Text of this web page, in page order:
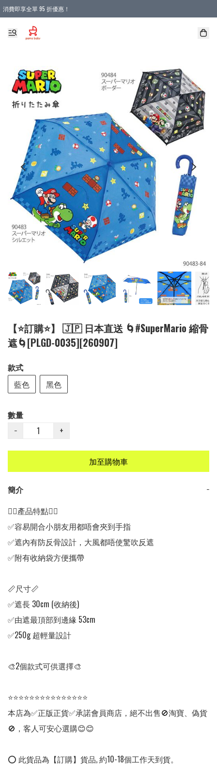
消費即享全單 95 折優惠！
購物滿 HKD 900.00即享免運費優惠！（適用於 本地送貨、本地取貨 )
【⭐訂購⭐】 🇯🇵 日本直送 🌀#SuperMario 縮骨
遮🌀[PLGD-0035][260907]
款式
藍色
黑色
數量
−
+
加至購物車
簡介
−
👍🏻產品特點👍🏻
✅容易開合小朋友用都唔會夾到手指
✅遮內有防反骨設計，大風都唔使驚吹反遮
✅附有收納袋方便攜帶
📏尺寸📏
✅遮長 30cm (收納後)
✅由遮最頂部到邊緣 53cm
✅250g 超輕量設計
🎨2個款式可供選擇🎨
⭐⭐⭐⭐⭐⭐⭐⭐⭐⭐⭐⭐⭐⭐⭐
本店為✅正版正貨✅承諾會員商店，絕不出售🚫淘寶、偽貨
🚫，客人可安心選購😊😊
⭕ 此貨品為【訂購】貨品, 約10-18個工作天到貨。